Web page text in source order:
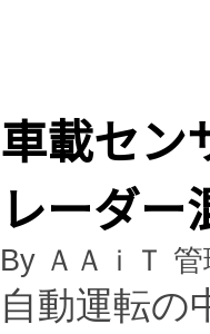
車載セン
レーダー
By ＡＡｉＴ 管
自動運転の